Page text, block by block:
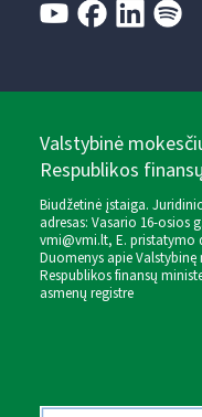
Valstybinė
Respublikos
Biudžetinė įstaiga.
adresas: Vasario 16-osios
vmi@vmi.lt, E. pristatymo
Duomenys apie
Respublikos finansų
asmenų registre